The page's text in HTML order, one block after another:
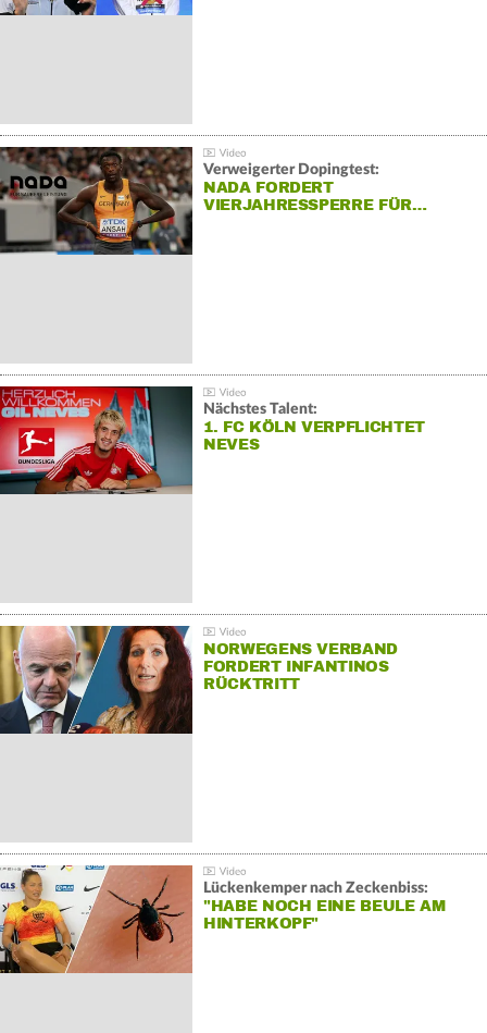
Verweigerter Dopingtest:
NADA FORDERT
VIERJAHRESSPERRE FÜR…
Nächstes Talent:
1. FC KÖLN VERPFLICHTET
NEVES
NORWEGENS VERBAND
FORDERT INFANTINOS
RÜCKTRITT
Lückenkemper nach Zeckenbiss:
"HABE NOCH EINE BEULE AM
HINTERKOPF"